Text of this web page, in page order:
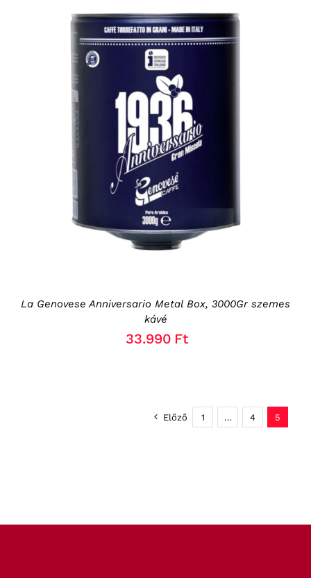
KOSÁRBA TESZEM / RÉSZLETEK
La Genovese Anniversario Metal Box, 3000Gr szemes
kávé
33.990 Ft
Előző 1 … 4 5